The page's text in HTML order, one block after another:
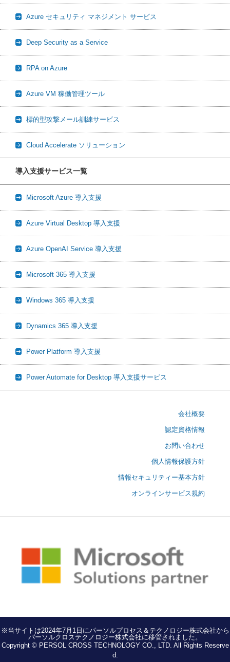
Azure セキュリティ マネジメント サービス
Deep Security as a Service
RPA on Azure
Azure VM 稼働管理ツール
標的型攻撃メール訓練サービス
Cloud Accelerate ソリューション
導入支援サービス一覧
Microsoft Azure 導入支援
Azure Virtual Desktop 導入支援
Azure OpenAI Service 導入支援
Microsoft 365 導入支援
Windows 365 導入支援
Dynamics 365 導入支援
Power Platform 導入支援
Power Automate for Desktop 導入支援サービス
会社概要
認定資格情報
お問い合わせ
個人情報保護方針
情報セキュリティー基本方針
オンラインサービス規約
※当サイトは2024年7月1日にパーソルプロセス＆テクノロジー株式会社から
パーソルクロステクノロジー株式会社に移管されました。
Copyright © PERSOL CROSS TECHNOLOGY CO., LTD. All Rights Reserve
d.